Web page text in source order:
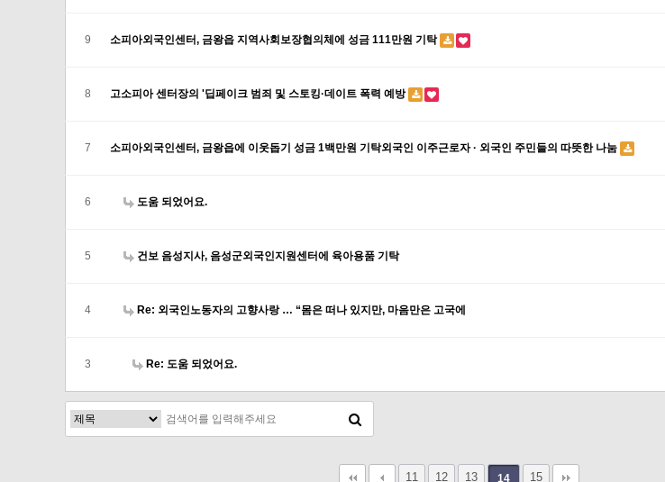
9 소피아외국인센터, 금왕읍 지역사회보장협의체에 성금 111만원 기탁
8 고소피아 센터장의 '딥페이크 범죄 및 스토킹·데이트 폭력 예방
7 소피아외국인센터, 금왕읍에 이웃돕기 성금 1백만원 기탁외국인 이주근로자 · 외국인 주민들의 따뜻한 나눔
6 도움 되었어요.
5 건보 음성지사, 음성군외국인지원센터에 육아용품 기탁
4 Re: 외국인노동자의 고향사랑 … “몸은 떠나 있지만, 마음만은 고국에
3 Re: 도움 되었어요.
11 12 13 14 15